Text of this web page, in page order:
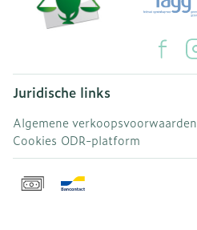
Juridische links
Algemene verkoopsvoorwaarden
Cookies ODR-platform